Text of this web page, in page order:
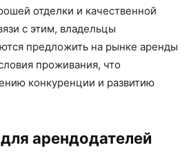
отделки и качественной
с этим, владельцы
предложить на рынке аренды
проживания, что
конкуренции и развитию
арендодателей